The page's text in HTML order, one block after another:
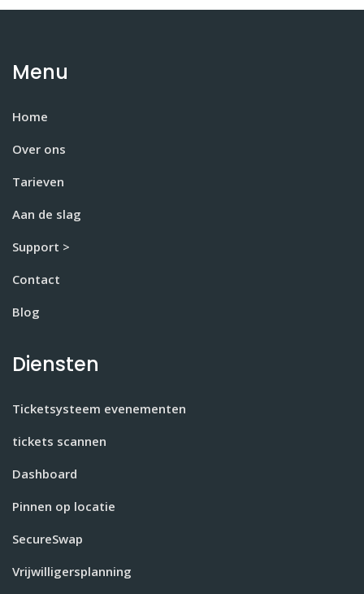
Menu
Home
Over ons
Tarieven
Aan de slag
Support >
Contact
Blog
Diensten
Ticketsysteem evenementen
tickets scannen
Dashboard
Pinnen op locatie
SecureSwap
Vrijwilligersplanning